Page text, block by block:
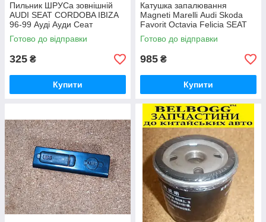
Пильник ШРУСа зовнішній
AUDI SEAT CORDOBA IBIZA
96-99 Ауді Ауди Сеат
Готово до відправки
325 ₴
Купити
Катушка запалювання
Magneti Marelli Audi Skoda
Favorit Octavia Felicia SEAT
Toledo Cordoba Ibiza Сеат
Толедо Кордоба Ібіца Ибица
Готово до відправки
985 ₴
Купити